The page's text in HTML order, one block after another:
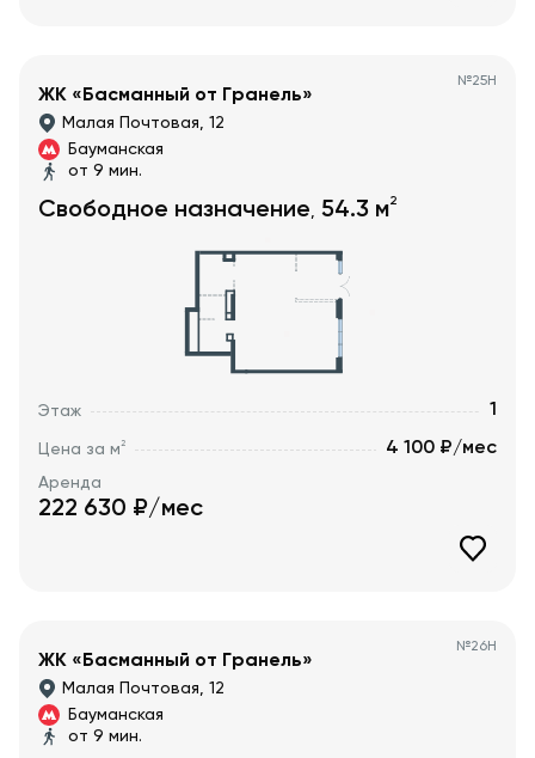
№25Н
ЖК «Басманный от Гранель»
Малая Почтовая, 12
Бауманская
от 9 мин.
Свободное назначение 54.3 м2
Этаж 1
Цена за м2 4 100 ₽/мес
Аренда
222 630 ₽/мес
№26Н
ЖК «Басманный от Гранель»
Малая Почтовая, 12
Бауманская
от 9 мин.